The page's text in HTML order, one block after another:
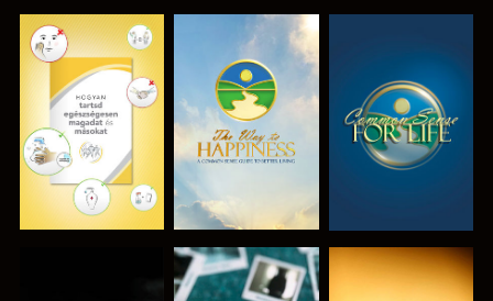
MŰSORNÉZÉS MŰSORNÉZÉS MŰSORNÉZÉS